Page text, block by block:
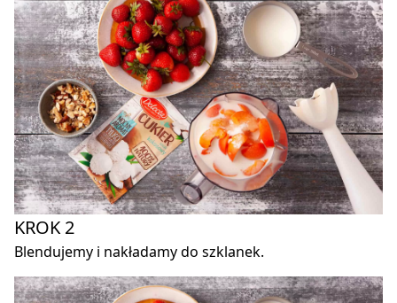
KROK 2
Blendujemy i nakładamy do szklanek.